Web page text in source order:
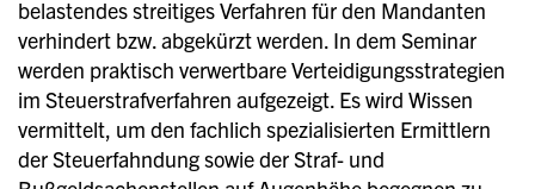
belastendes streitiges Verfahren für den Mandanten
verhindert bzw. abgekürzt werden. In dem Seminar
werden praktisch verwertbare Verteidigungsstrategien
im Steuerstrafverfahren aufgezeigt. Es wird Wissen
vermittelt, um den fachlich spezialisierten Ermittlern
der Steuerfahndung sowie der Straf- und